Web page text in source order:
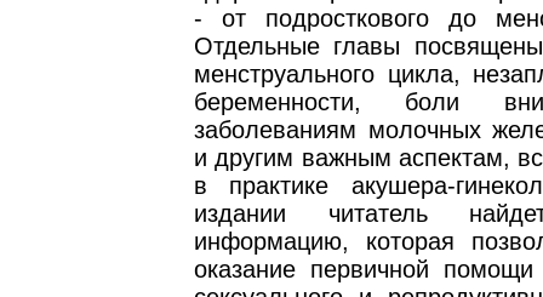
- от подросткового до
Отдельные главы
менструального цикла,
беременности, боли
заболеваниям молочных
и другим важным аспектам,
в практике акушера-
издании читатель
информацию, которая
оказание первичной